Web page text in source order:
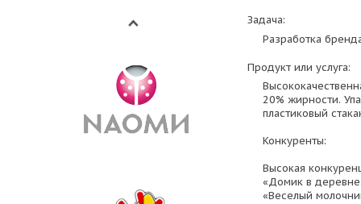
Задача:
Разработка
Продукт или услуга:
20% жирности.
пластиковый
Конкуренты:
Высокая
«Домик в
«Веселый